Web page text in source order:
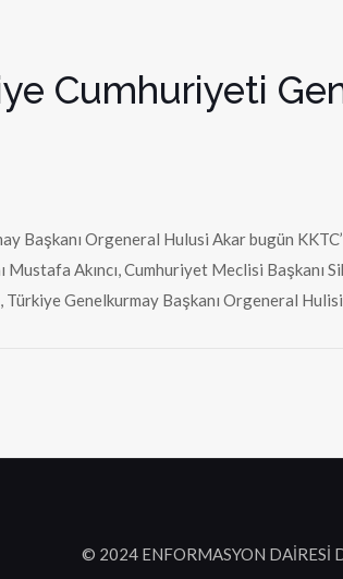
Cumhuriyeti
Başkanı Orgeneral Hulusi Akar bugün
Mustafa Akıncı, Cumhuriyet Meclisi Başkanı
Türkiye Genelkurmay Başkanı Orgeneral
© 2024 ENFORMASYON DAİRESİ